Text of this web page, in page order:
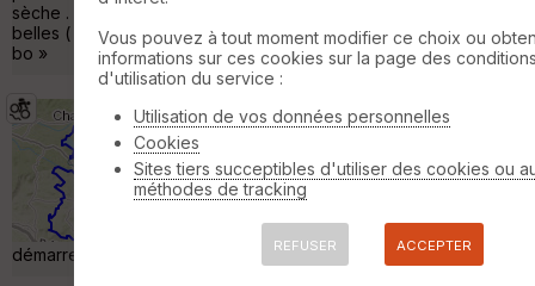
sèche . Il y a de belles descentes, certes mais fatalement de
belles ( et longues) montées; alors n'oubliez pas de prendre à
bo »
Prj-Chagey Champagney V6
Vyans-le-Val
VTT 48 km
démarre de Bussurel et y revient !!) »
Vous pouvez à tout moment modifier ce choix ou
informations sur ces cookies sur la page des
d'utilisation du service :
Utilisation de vos données personnelles
Cookies
Sites tiers succeptibles d'utiliser des cookies ou
méthodes de tracking
REFUSER ACCEPTER